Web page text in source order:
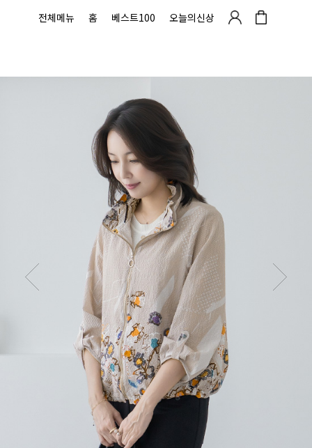
전체메뉴 홈 베스트100 오늘의신상